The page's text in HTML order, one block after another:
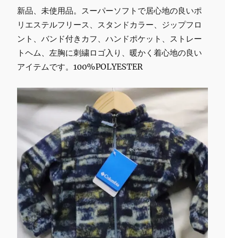
新品、未使用品。スーパーソフトで居心地の良いポ
リエステルフリース、スタンドカラー、ジップフロ
ント、バンド付きカフ、ハンドポケット、ストレー
トヘム、左胸に刺繍ロゴ入り、暖かく着心地の良い
アイテムです。100%POLYESTER